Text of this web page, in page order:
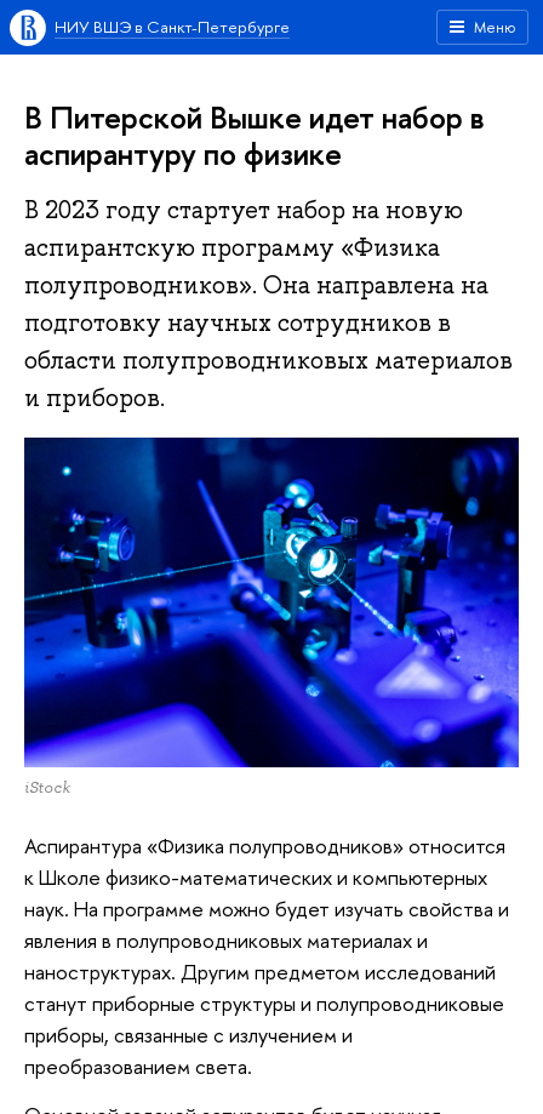
Меню
НИУ ВШЭ в Санкт-Петербурге
В Питерской Вышке идет набор в
аспирантуру по физике
В 2023 году стартует набор на новую
аспирантскую программу «Физика
полупроводников». Она направлена на
подготовку научных сотрудников в
области полупроводниковых материалов
и приборов.
iStock
Аспирантура «Физика полупроводников» относится
к Школе физико-математических и компьютерных
наук. На программе можно будет изучать свойства и
явления в полупроводниковых материалах и
наноструктурах. Другим предметом исследований
станут приборные структуры и полупроводниковые
приборы, связанные с излучением и
преобразованием света.